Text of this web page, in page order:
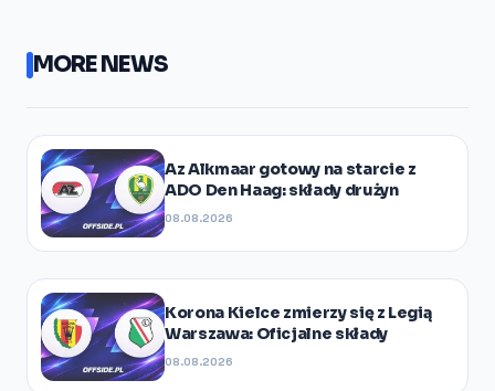
MORE NEWS
Az Alkmaar gotowy na starcie z
ADO Den Haag: składy drużyn
08.08.2026
Korona Kielce zmierzy się z Legią
Warszawa: Oficjalne składy
08.08.2026